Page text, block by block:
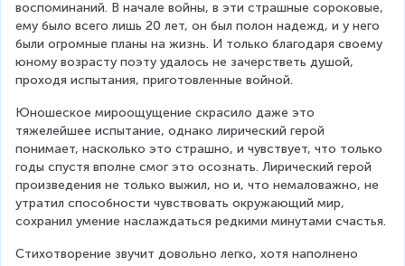
воспоминаний. В начале войны, в эти страшные сороковые,
ему было всего лишь 20 лет, он был полон надежд, и у него
были огромные планы на жизнь. И только благодаря своему
юному возрасту поэту удалось не зачерстветь душой,
проходя испытания, приготовленные войной.
Юношеское мироощущение скрасило даже это
тяжелейшее испытание, однако лирический герой
понимает, насколько это страшно, и чувствует, что только
годы спустя вполне смог это осознать. Лирический герой
произведения не только выжил, но и, что немаловажно, не
утратил способности чувствовать окружающий мир,
сохранил умение наслаждаться редкими минутами счастья.
Стихотворение звучит довольно легко, хотя наполнено